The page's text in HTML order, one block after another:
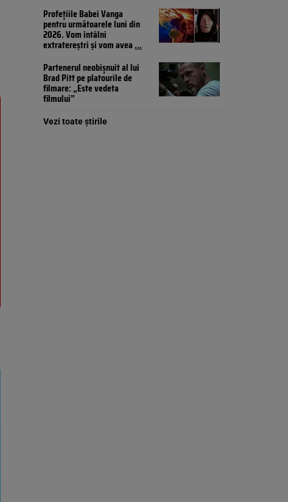
Profețiile Babei Vanga
pentru următoarele luni din
2026. Vom întâlni
extratereștri și vom avea...
Partenerul neobișnuit al lui
Brad Pitt pe platourile de
filmare: „Este vedeta
filmului”
Vezi toate știrile